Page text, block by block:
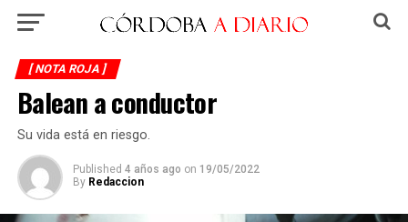
[ NOTA ROJA ]
Balean a conductor
Su vida está en riesgo.
Published 4 años ago on 19/05/2022
By Redaccion